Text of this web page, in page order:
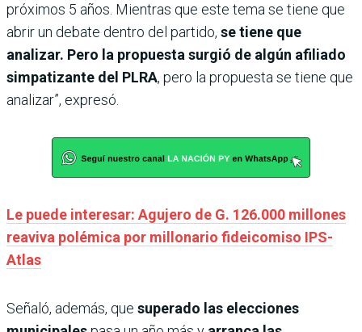
próximos 5 años. Mientras que este tema se tiene que
abrir un debate dentro del partido, se tiene que
analizar. Pero la propuesta surgió de algún afiliado
simpatizante del PLRA, pero la propuesta se tiene que
analizar”, expresó.
Le puede interesar: Agujero de G. 126.000 millones
reaviva polémica por millonario fideicomiso IPS-
Atlas
Señaló, además, que superado las elecciones